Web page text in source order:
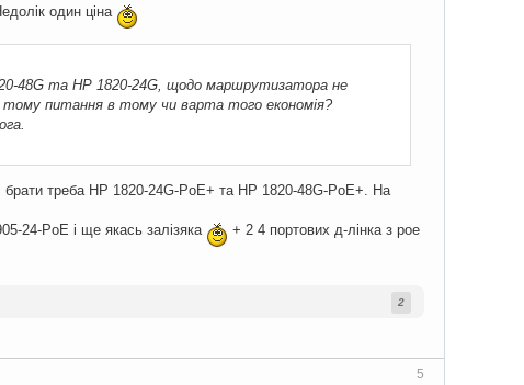
один ціна
48G та HP 1820-24G, щодо маршрутизатора не
тому питання в тому чи варта того економія?
треба HP 1820-24G-PoE+ та HP 1820-48G-PoE+. На
24-PoE і ще якась залізяка
+ 2 4 портових д-лінка з рое
2
5